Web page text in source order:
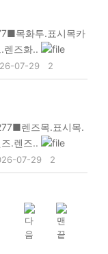
목화투.표시목카
렌즈화..
07-29 2
렌즈목.표시목.
.렌즈..
07-29 2